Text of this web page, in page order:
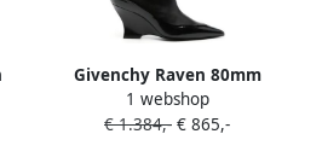
Givenchy Raven 80mm
leren laarzen Zwart
1 webshop
€ 1.384,- € 865,-